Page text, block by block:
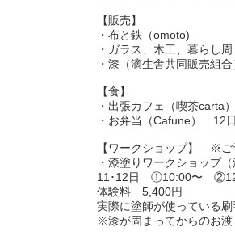
【販売】
・布と鉄（omoto)
・ガラス、木工、暮らし
・漆（滴生舎共同販売組合
【食】
・出張カフェ（喫茶carta
・お弁当（Cafune） 12
【ワークショップ】 ※ご
・漆塗りワークショップ（
11･12日 ①10:00〜
体験料 5,400円
実際に塗師が使っている
※漆が固まってからのお渡